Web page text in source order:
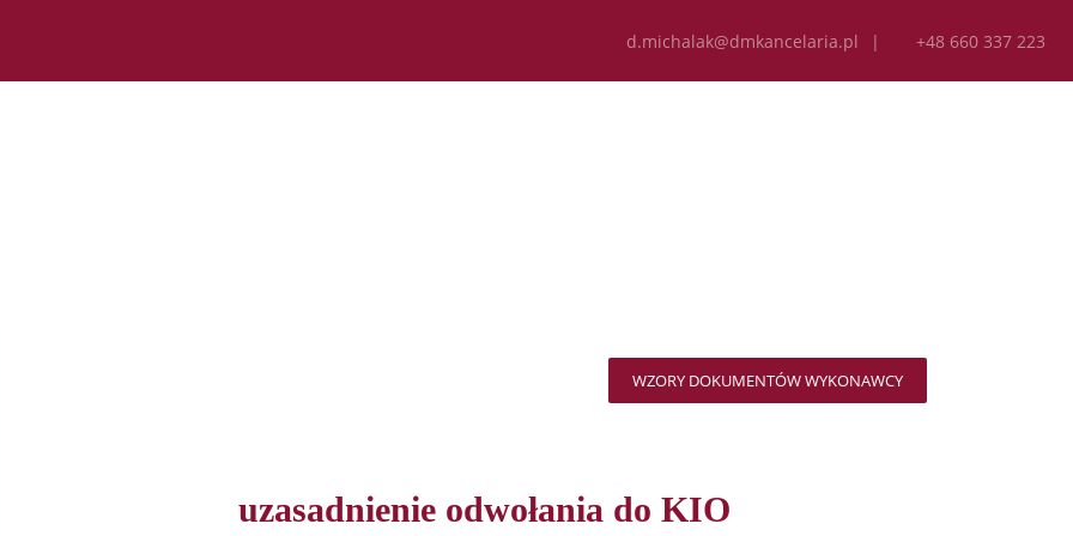
d.michalak@dmkancelaria.pl | +48 660 337 223
WZORY DOKUMENTÓW WYKONAWCY
uzasadnienie odwołania do KIO